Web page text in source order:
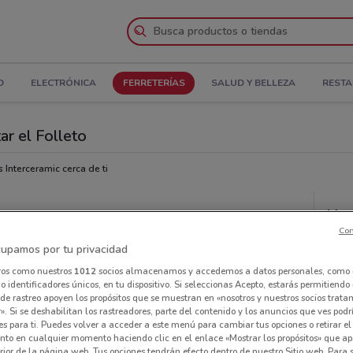
ELECTRÓNICA FERRETERÍAS SALUD Y BELLEZA
el Folleto
Interceramic cerca de ti
por tu privacidad
como nuestros 1012socios almacenamos y accedemos a datos personales, como
identificadores únicos, en tu dispositivo. Si seleccionas Acepto, estarás
rastreo apoyen los propósitos que se muestran en «nosotros y nuestros socios
Si se deshabilitan los rastreadores, parte del contenido y los anuncios que ves
para ti. Puedes volver a acceder a este menú para cambiar tus opciones o retirar el
en cualquier momento haciendo clic en el enlace «Mostrar los propósitos» que